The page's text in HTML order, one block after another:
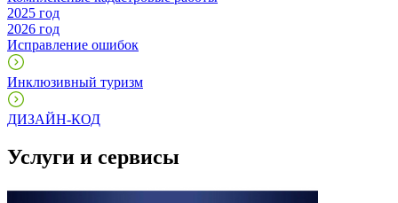
2025 год
2026 год
Исправление ошибок
Инклюзивный туризм
ДИЗАЙН-КОД
Услуги и сервисы